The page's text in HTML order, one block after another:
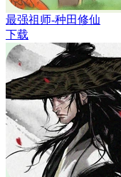
最强祖师-种田修仙
下载